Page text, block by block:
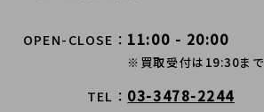
OPEN-CLOSE 11:00 - 20:00
※買取受付は19:30まで
TEL 03-3478-2244